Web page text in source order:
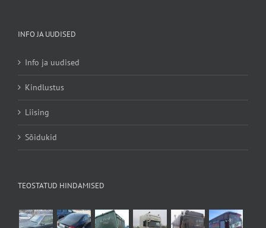
INFO JA UUDISED
Info ja uudised
Kindlustus
Liising
Sõidukid
TEOSTATUD HINDAMISED